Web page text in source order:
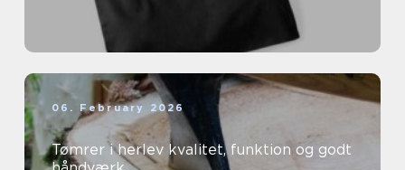
06. February 2026
Tømrer i herlev kvalitet, funktion og godt